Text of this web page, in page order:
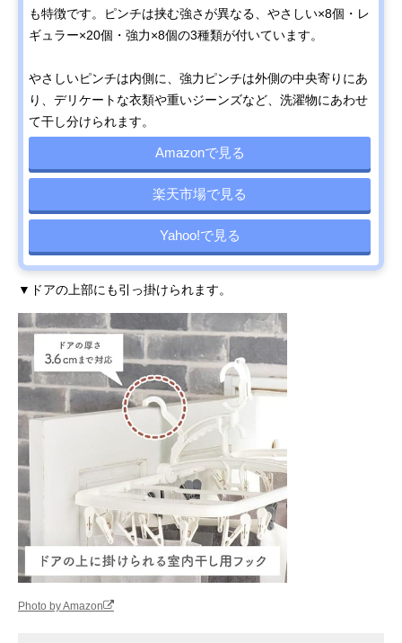
も特徴です。ピンチは挟む強さが異なる、やさしい×8個・レ
ギュラー×20個・強力×8個の3種類が付いています。
やさしいピンチは内側に、強力ピンチは外側の中央寄りにあ
り、デリケートな衣類や重いジーンズなど、洗濯物にあわせ
て干し分けられます。
Amazonで見る
楽天市場で見る
Yahoo!で見る
▼ドアの上部にも引っ掛けられます。
Photo by Amazon